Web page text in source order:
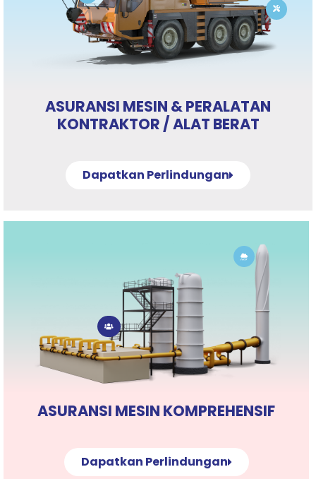
ASURANSI MESIN & PERALATAN
KONTRAKTOR / ALAT BERAT
Dapatkan Perlindungan
ASURANSI MESIN KOMPREHENSIF
Dapatkan Perlindungan